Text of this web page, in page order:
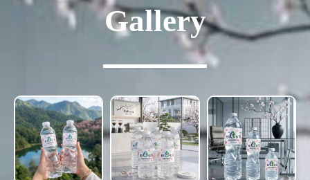
Gallery